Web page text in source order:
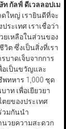
กัลฟ์ ดีเวลลอปเม
ใหญ่ เรายินดีที่จะ
ะเทศ เราเชื่อว่า
ยเหลือในส่วนของ
ต ซึ่งเป็นสิ่งที่เรา
บาดเจ็บจากการ
อเป็นขวัญและ
พทหาร 1,000 ชุด
าท เพื่อเยียวยา
ยของประเทศ
วมกันนำ
วยความสะดวก